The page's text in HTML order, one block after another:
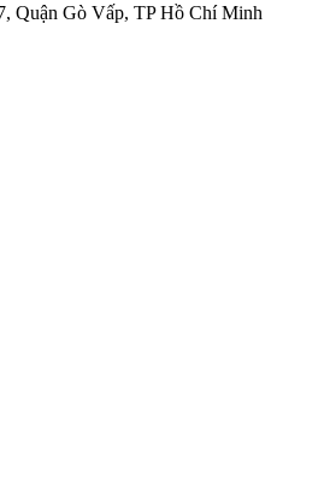
Quận Gò Vấp, TP Hồ Chí Minh